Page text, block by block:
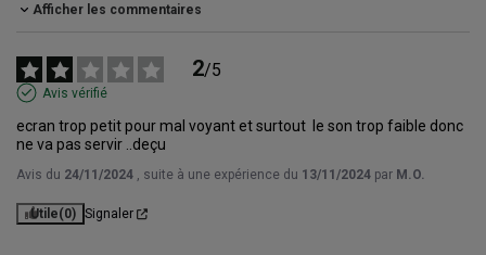
Afficher les commentaires
2/5
Avis vérifié
ecran trop petit pour mal voyant et surtout  le son trop faible donc
ne va pas servir ..deçu
Avis du 24/11/2024 , suite à une expérience du 13/11/2024 par M.O.
Utile(0) Signaler